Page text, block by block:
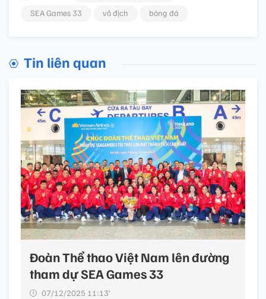
SEA Games 33
vô địch bóng đá
Tin liên quan
Đoàn Thể thao Việt Nam lên đường
tham dự SEA Games 33
07/12/2025 11:13’